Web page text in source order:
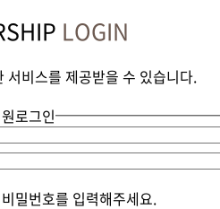
LOGIN
서비스를 제공받을 수 있습니다.
로그인
밀번호를 입력해주세요.